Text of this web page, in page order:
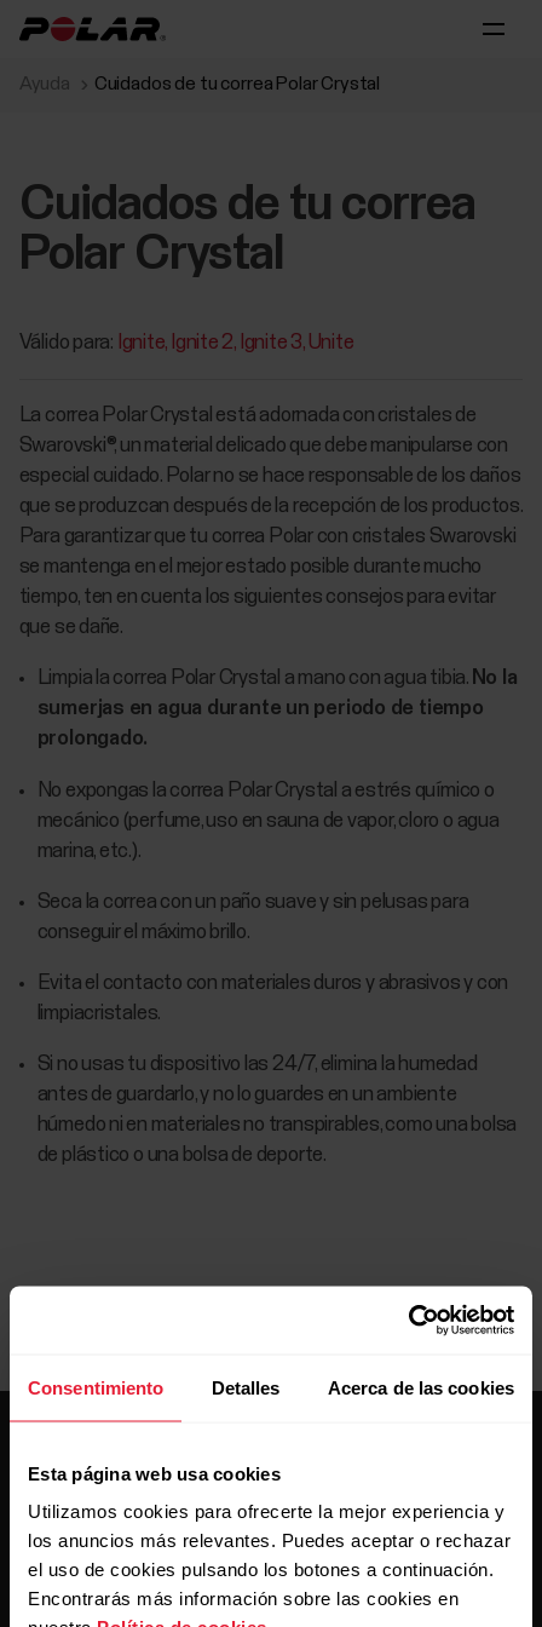
Consentimiento Detalles Acerca de las cookies
Esta página web usa cookies
Utilizamos cookies para ofrecerte la mejor experiencia y
los anuncios más relevantes. Puedes aceptar o rechazar
el uso de cookies pulsando los botones a continuación.
Encontrarás más información sobre las cookies en
Ayuda Cuidados de tu correa Polar Crystal
Cuidados de tu correa
Polar Crystal
Válido para: Ignite Ignite 2 Ignite 3 Unite
La correa Polar Crystal está adornada con cristales de
Swarovski®, un material delicado que debe manipularse con
especial cuidado. Polar no se hace responsable de los daños
que se produzcan después de la recepción de los productos.
Para garantizar que tu correa Polar con cristales Swarovski
se mantenga en el mejor estado posible durante mucho
tiempo, ten en cuenta los siguientes consejos para evitar
que se dañe.
Limpia la correa Polar Crystal a mano con agua tibia. No la
sumerjas en agua durante un periodo de tiempo
prolongado.
No expongas la correa Polar Crystal a estrés químico o
mecánico (perfume, uso en sauna de vapor, cloro o agua
marina, etc.).
Seca la correa con un paño suave y sin pelusas para
conseguir el máximo brillo.
Evita el contacto con materiales duros y abrasivos y con
limpiacristales.
Si no usas tu dispositivo las 24/7, elimina la humedad
antes de guardarlo, y no lo guardes en un ambiente
húmedo ni en materiales no transpirables, como una bolsa
de plástico o una bolsa de deporte.
Mantente al día.